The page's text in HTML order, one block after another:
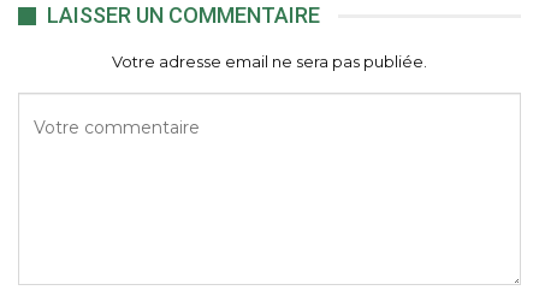
LAISSER UN COMMENTAIRE
Votre adresse email ne sera pas publiée.